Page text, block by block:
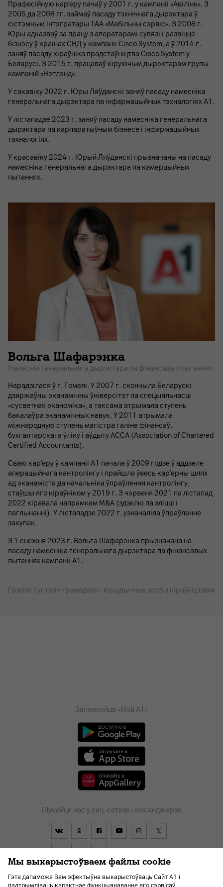
Прафесійную кар'еру пачаў у 2001 г. у кампаніі «Авілінк». З
2005 да 2008 гг. займаў пасаду тэхнічнага дырэктара ў
сістэмным інтэгратары ТАА «Мабільны сэрвіс». З 2008 г.
Юры адказваў за працу з аператарамі сувязі і развіццё
бізнэсу ў краінах СНД у кампаніі Cisco System, а ў 2014 г.
заняў пасаду кіраўніка прадстаўніцтва Cisco System у
Беларусі. З 2015 г. працаваў кіруючым дырэктарам групы
кампаній «Нэтлэнд».
У сакавіку 2022 г. Юры Ляўданскі заняў пасаду намесніка
генеральнага дырэктара па інфармацыйных тэхналогіях A1.
У лістападзе 2023 г. заняў пасаду намесніка генеральнага
дырэктара па карпаратыўным бізнесе і інфармацыйных
тэхналогіях.
У красавіку 2024 г. Юрый Ляўданскі прызначаны на пасаду
намесніка генеральнага дырэктара па камерцыйных
пытаннях.
Вольга Шафарэнка
Намеснік генеральнага дырэктара па фінансавых пытаннях
Нарадзілася ў г. Гомелі. У 2007 г. скончыла Беларускі
дзяржаўны эканамічны ўніверсітэт па спецыяльнасці
«сусветная эканоміка», а таксама атрымала ступень
бакалаўра эканамічных навук. У 2011 атрымала
міжнародную ступень магістра галіне фінансаў,
бухгалтарскага ўліку і аўдыту АССА (Association of Chartered
Certified Accountants).
Сваю кар'еру ў кампаніі А1 пачала ў 2009 годзе ў аддзеле
аперацыйнага кантролінгу і прайшла ўвесь кар'ерны шлях
ад эканаміста да начальніка ўпраўлення кантролінгу,
стаўшы яго кіраўніком у 2019 г. З чэрвеня 2021 па лістапад
2022 кіравала напрамкам М&А (здзелкі па зліцці і
паглынанні). У лістападзе 2022 г. узначаліла ўпраўленне
закупак.
З 1 снежня 2023 г. Вольга Шафарэнка прызначана на
пасаду намесніка генеральнага дырэктара па фінансавых
пытаннях кампаніі A1.
Графік сустрэч грамадзян і юрыдычных асоб з кіраўніцтвам
Запампуйце «Мой А1»
Шукайце нас у сац. сетках і мэсанджарах
Мы выкарыстоўваем файлы cookie
Гэта дапаможа Вам эфектыўна выкарыстоўваць Сайт А1 і
падтрымліваць карэктнае функцыянаванне яго сэрвісаў.